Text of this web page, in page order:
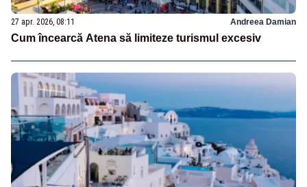
27 apr. 2026, 08:11 Andreea Damian
Cum încearcă Atena să limiteze turismul excesiv